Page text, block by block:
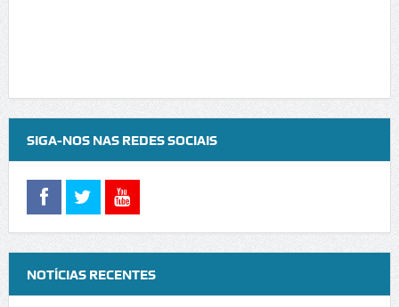
SIGA-NOS NAS REDES SOCIAIS
NOTÍCIAS RECENTES